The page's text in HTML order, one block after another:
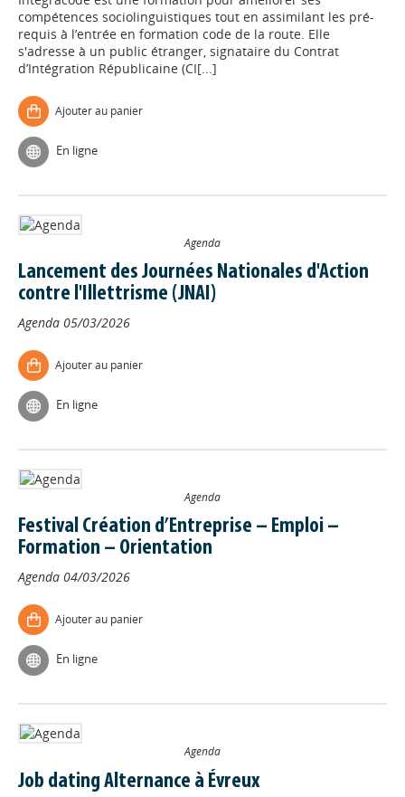
compétences sociolinguistiques tout en assimilant les pré-
requis à l’entrée en formation code de la route. Elle
s'adresse à un public étranger, signataire du Contrat
d’Intégration Républicaine (CI[...]
Ajouter au panier
En ligne
Agenda
Lancement des Journées Nationales d'Action
contre l'Illettrisme (JNAI)
Agenda 05/03/2026
Ajouter au panier
En ligne
Agenda
Festival Création d’Entreprise – Emploi –
Formation – Orientation
Agenda 04/03/2026
Ajouter au panier
En ligne
Agenda
Job dating Alternance à Évreux